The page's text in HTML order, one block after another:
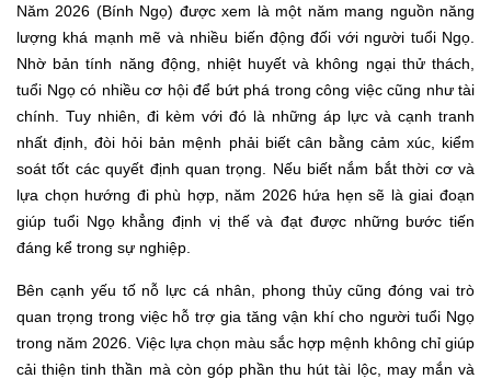
Năm 2026 (Bính Ngọ) được xem là một năm mang nguồn năng
lượng khá mạnh mẽ và nhiều biến động đối với người tuổi Ngọ.
Nhờ bản tính năng động, nhiệt huyết và không ngại thử thách,
tuổi Ngọ có nhiều cơ hội để bứt phá trong công việc cũng như tài
chính. Tuy nhiên, đi kèm với đó là những áp lực và cạnh tranh
nhất định, đòi hỏi bản mệnh phải biết cân bằng cảm xúc, kiểm
soát tốt các quyết định quan trọng. Nếu biết nắm bắt thời cơ và
lựa chọn hướng đi phù hợp, năm 2026 hứa hẹn sẽ là giai đoạn
giúp tuổi Ngọ khẳng định vị thế và đạt được những bước tiến
đáng kể trong sự nghiệp.
Bên cạnh yếu tố nỗ lực cá nhân, phong thủy cũng đóng vai trò
quan trọng trong việc hỗ trợ gia tăng vận khí cho người tuổi Ngọ
trong năm 2026. Việc lựa chọn màu sắc hợp mệnh không chỉ giúp
cải thiện tinh thần mà còn góp phần thu hút tài lộc, may mắn và